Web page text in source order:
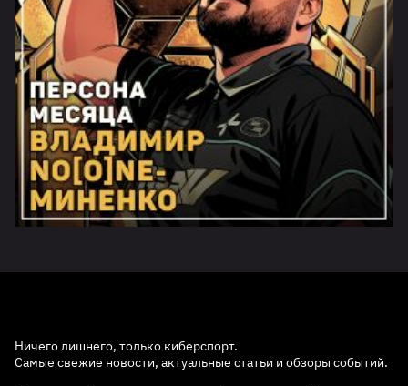
Ничего лишнего, только киберспорт.
Самые свежие новости, актуальные статьи и обзоры событий.